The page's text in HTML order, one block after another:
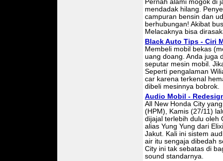
Pernah alami mogok di
mendadak hilang.
campuran bensin dan
berhubungan! Akibat
Melacaknya bisa
Black Auto Tips - Ciri
Membeli mobil bekas
uang doang. Anda juga
seputar mesin mobil.
Seperti pengalaman
car karena terkenal
dibeli mesinnya bobrok.
Audio Mobil -
All New Honda City
(HPM), Kamis (27/11)
dijajal terlebih dulu oleh
alias Yung Yung dari
Jakut. Kali ini sistem
air itu sengaja dibedah
City ini tak sebatas di
sound standarnya.